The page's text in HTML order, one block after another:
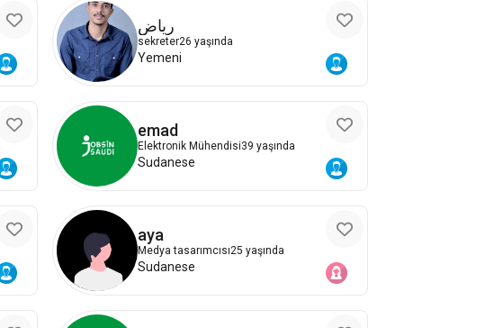
رياض
sekreter26 yaşında
Yemeni
emad
Elektronik Mühendisi39 yaşında
Sudanese
aya
Medya tasarımcısı25 yaşında
Sudanese